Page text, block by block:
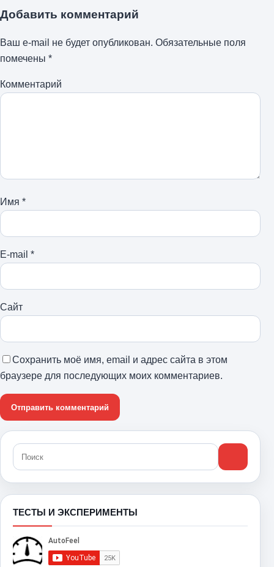
Добавить комментарий
Ваш e-mail не будет опубликован. Обязательные поля
помечены *
Комментарий
Имя *
E-mail *
Сайт
Сохранить моё имя, email и адрес сайта в этом
браузере для последующих моих комментариев.
ТЕСТЫ И ЭКСПЕРИМЕНТЫ